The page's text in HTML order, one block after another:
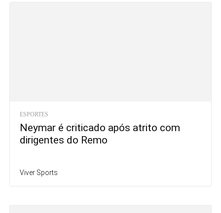
ESPORTES
Neymar é criticado após atrito com
dirigentes do Remo
Viver Sports